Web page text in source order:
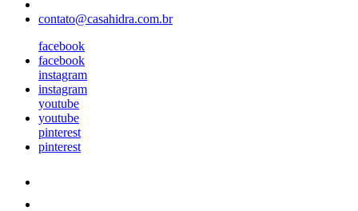
contato@casahidra.com.br
facebook
facebook
instagram
instagram
youtube
youtube
pinterest
pinterest